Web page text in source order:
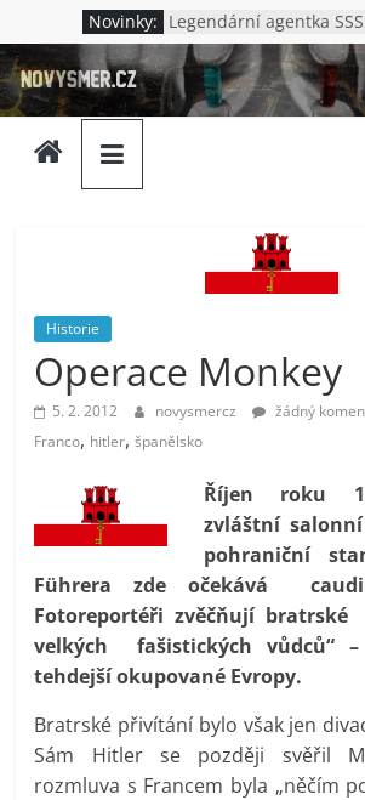
Přeskočit
na
obsah
Novinky: Legendární agentka
Jak to bylo v Oděse
Nová Chatyň – jak to
masakrem v Oděse
Lenin – německý špión?
novysmer.cz
Zamlčovaná
historie,
neoblíbená
upadající
morálka.
Ptáme
se
vlastně
Historie
Operace Monkey
5. 2. 2012 novysmercz žádný
Franco, hitler,španělsko
Říjen roku
zvláštní
pohraniční
Führera zde očekává
Fotoreportéři zvěčňují
velkých fašistických vůdců“
tehdejší okupované Evropy.
Bratrské přivítání bylo však jen
Sám Hitler se později svěřil
rozmluva s Francem byla „něčím